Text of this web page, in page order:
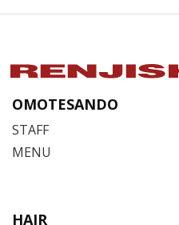
OMOTESANDO
STAFF
MENU
HAIR